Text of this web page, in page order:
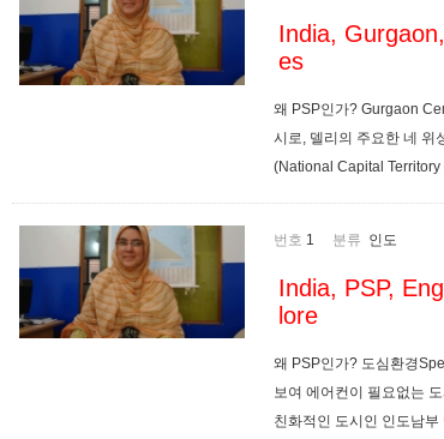
India,
es
왜 PSP인가? Gurgaon
시로, 델리의 주요한 네 위
(National Capital Territory
번호 1 분류 인도
India, PSP,
lore
왜 PSP인가? 도심환경
보여 에어컨이 필요없는
친화적인 도시인 인도남부